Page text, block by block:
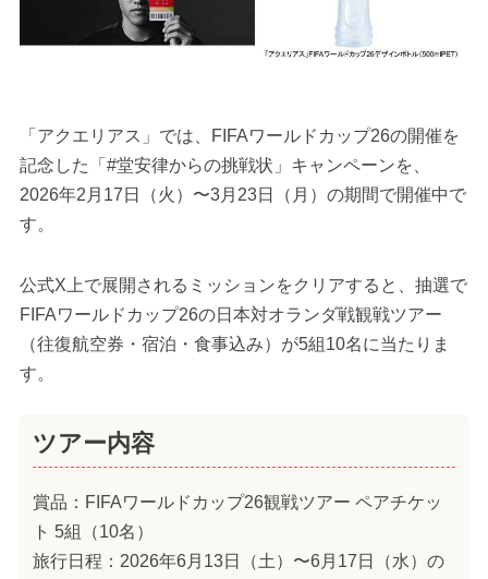
「アクエリアス」では、FIFAワールドカップ26の開催を
記念した「#堂安律からの挑戦状」キャンペーンを、
2026年2月17日（火）〜3月23日（月）の期間で開催中で
す。
公式X上で展開されるミッションをクリアすると、抽選で
FIFAワールドカップ26の日本対オランダ戦観戦ツアー
（往復航空券・宿泊・食事込み）が5組10名に当たりま
す。
ツアー内容
賞品：FIFAワールドカップ26観戦ツアー ペアチケッ
ト 5組（10名）
旅行日程：2026年6月13日（土）〜6月17日（水）の